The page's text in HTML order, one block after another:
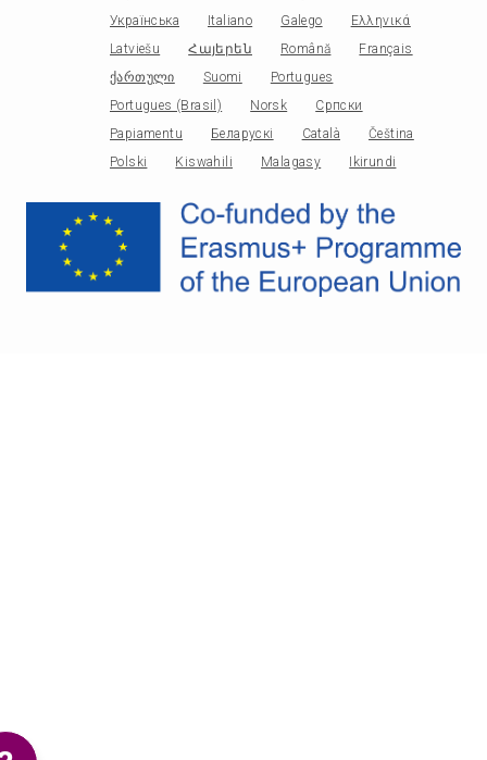
Українська
Italiano Galego
Ελληνικά
Latviešu
Հայերեն Română
Français
ქართული
Suomi
Portugues
Portugues (Brasil)
Norsk
Српски
Papiamentu
Беларускі Català
Čeština
Polski
Kiswahili Malagasy Ikirundi